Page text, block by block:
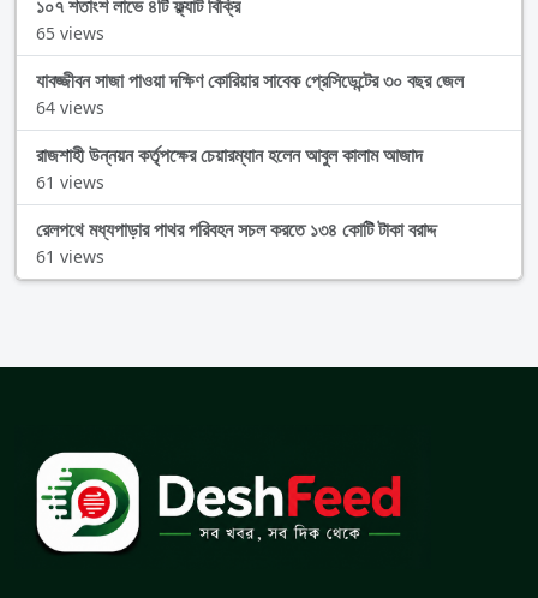
১০৭ শতাংশ লাভে ৪টি ফ্ল্যাট বিক্রি
65 views
যাবজ্জীবন সাজা পাওয়া দক্ষিণ কোরিয়ার সাবেক প্রেসিডেন্টের ৩০ বছর জেল
64 views
রাজশাহী উন্নয়ন কর্তৃপক্ষের চেয়ারম্যান হলেন আবুল কালাম আজাদ
61 views
রেলপথে মধ্যপাড়ার পাথর পরিবহন সচল করতে ১৩৪ কোটি টাকা বরাদ্দ
61 views